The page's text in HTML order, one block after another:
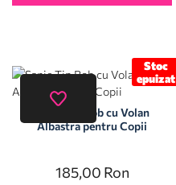
Stoc
epuizat
Sanie Tip Bob cu Volan
Albastra pentru Copii
185,00 Ron